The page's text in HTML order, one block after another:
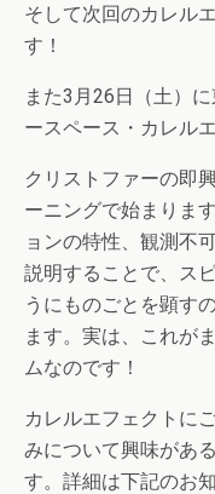
そして次回のカレル
す！
また3月26日（土）
ースペース・カレル
クリストファーの即
ーニングで始まりま
ョンの特性、観測不
説明することで、ス
うにものごとを顕す
ます。実は、これが
ムなのです！
カレルエフェクトに
みについて興味があ
す。詳細は下記のお